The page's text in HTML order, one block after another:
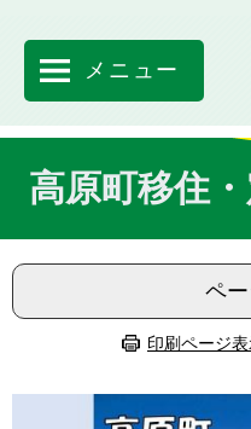
メニュー
高原町移住
ペ
印刷ページ